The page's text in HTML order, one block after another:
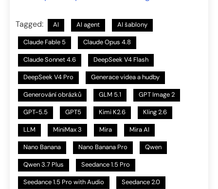
Tagged: AI AI agent AI šablony
Claude Fable 5 Claude Opus 4.8
Claude Sonnet 4.6 DeepSeek V4 Flash
DeepSeek V4 Pro Generace videa a hudby
Generování obrázků GLM 5.1 GPT Image 2
GPT-5.5 GPT5 Kimi K2.6 Kling 2.6
LLM MiniMax 3 Mira Mira AI
Nano Banana Nano Banana Pro Qwen
Qwen 3.7 Plus Seedance 1.5 Pro
Seedance 1.5 Pro with Audio Seedance 2.0